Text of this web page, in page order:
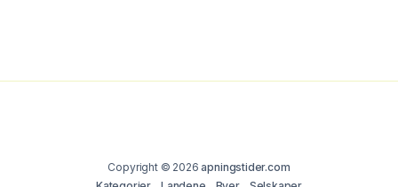
Copyright © 2026apningstider.com